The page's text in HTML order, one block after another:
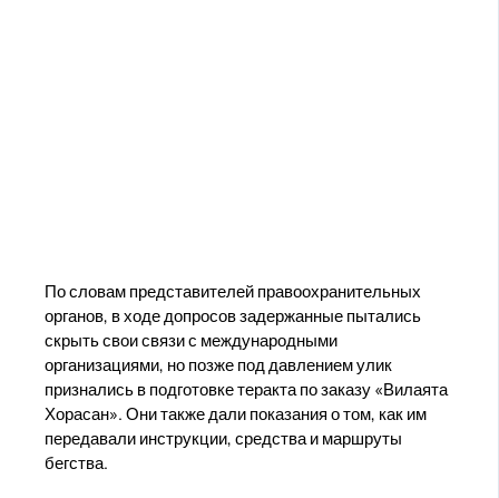
По словам представителей правоохранительных
органов, в ходе допросов задержанные пытались
скрыть свои связи с международными
организациями, но позже под давлением улик
признались в подготовке теракта по заказу «Вилаята
Хорасан». Они также дали показания о том, как им
передавали инструкции, средства и маршруты
бегства.